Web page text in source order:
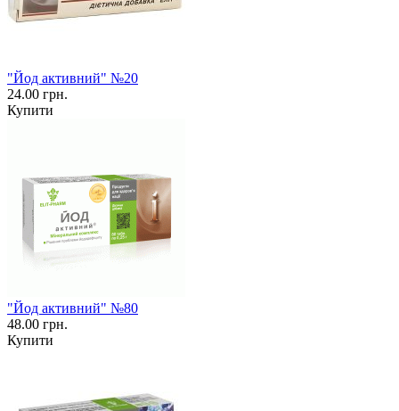
"Йод активний" №20
24.00 грн.
Купити
"Йод активний" №80
48.00 грн.
Купити